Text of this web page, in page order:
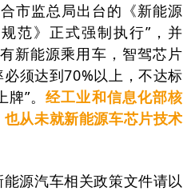
市监总局出台的《新能源
范》正式强制执行”，并
新能源乘用车，智驾芯片
须达到70%以上，不达标
牌”。经工业和信息化部核
从未就新能源车芯片技术
源汽车相关政策文件请以